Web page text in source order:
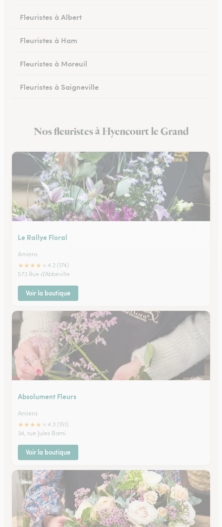
Fleuristes à Albert
Fleuristes à Ham
Fleuristes à Moreuil
Fleuristes à Saigneville
Fleuristes à Corbie
Nos fleuristes à Hyencourt le Grand
Le Rallye Floral
Amiens
★★★★
4.2 (174)
573 Rue d'Abbeville
Voir la boutique
Absolument Fleurs
Amiens
★★★★
4.3 (151)
34, rue Jules Barni
Voir la boutique